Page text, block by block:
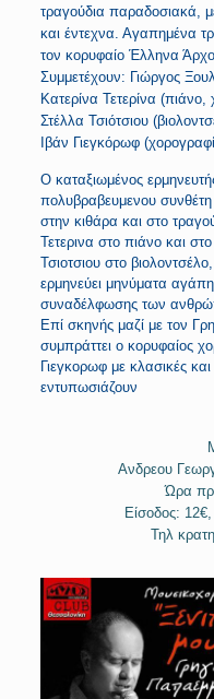
τραγούδια παραδοσιακά,
και έντεχνα. Αγαπημένα
τον κορυφαίο Έλληνα
Συμμετέχουν: Γιώργος
Κατερίνα Τετερίνα (πιάνο,
Στέλλα Τσιότσιου
Ιβάν Γιεγκόρωφ
Ο καταξιωμένος
πολυβραβευμενου
στην κιθάρα και στο
Τετερινα στο πιάνο και
Τσιοτσιου στο
ερμηνεύει μηνύματα
συναδέλφωσης των
Επί σκηνής μαζί με τον
συμπράττει ο κορυφαίος
Γιεγκορωφ με κλασικές
εντυπωσιάζουν
Ανδρεου
Ώρα
Είσοδος:
Τηλ